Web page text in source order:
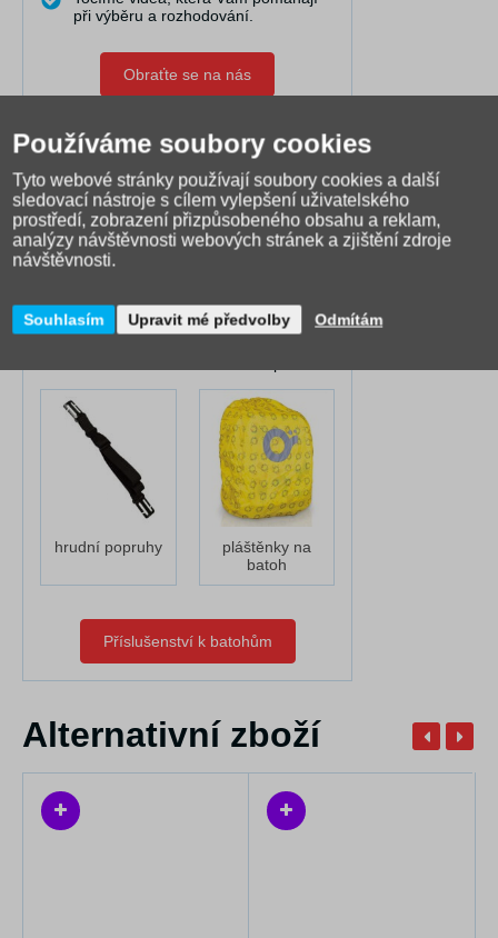
při výběru a rozhodování.
Obraťte se na nás
U nás máte jistotu.
V případě reklamace nabízíme
pomoc.
hrudní popruhy
pláštěnky na
batoh
Příslušenství k batohům
Alternativní zboží
Používáme soubory cookies
Tyto webové stránky používají soubory cookies a další
sledovací nástroje s cílem vylepšení uživatelského
prostředí, zobrazení přizpůsobeného obsahu a reklam,
analýzy návštěvnosti webových stránek a zjištění zdroje
návštěvnosti.
Souhlasím Upravit mé předvolby Odmítám